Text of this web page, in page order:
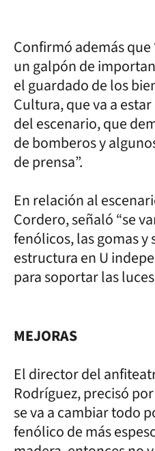
Confirmó además
un galpón de
el guardado de los
Cultura, que va a
del escenario, que
de bomberos y
de prensa”.
En relación al
Cordero, señaló “se
fenólicos, las gomas y
estructura en U
para soportar las
MEJORAS
El director del
Rodríguez, precisó
se va a cambiar todo
fenólico de más